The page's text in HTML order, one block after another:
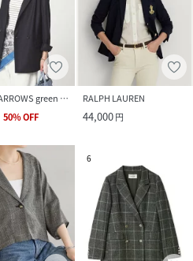
UNITED ARROWS green label relaxing
50%OFF
RALPH LAUREN
44,000円
6